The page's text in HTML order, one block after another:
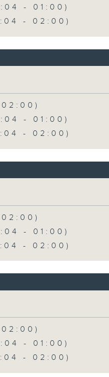
- 01:00)
- 02:00)
- 01:00)
- 02:00)
- 01:00)
- 02:00)
- 01:00)
- 02:00)